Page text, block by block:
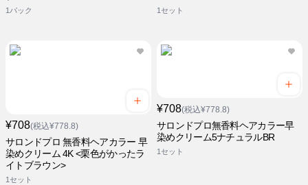
1パック 1セット
¥708(税込¥778.8)
サロンドプロ 無香料ヘアカラー 早
染めクリーム 4K <栗色がかったラ
イトブラウン>
1セット
¥708(税込¥778.8)
サロンドプロ無香料ヘアカラー早
染めクリーム5ナチュラルBR
1セット